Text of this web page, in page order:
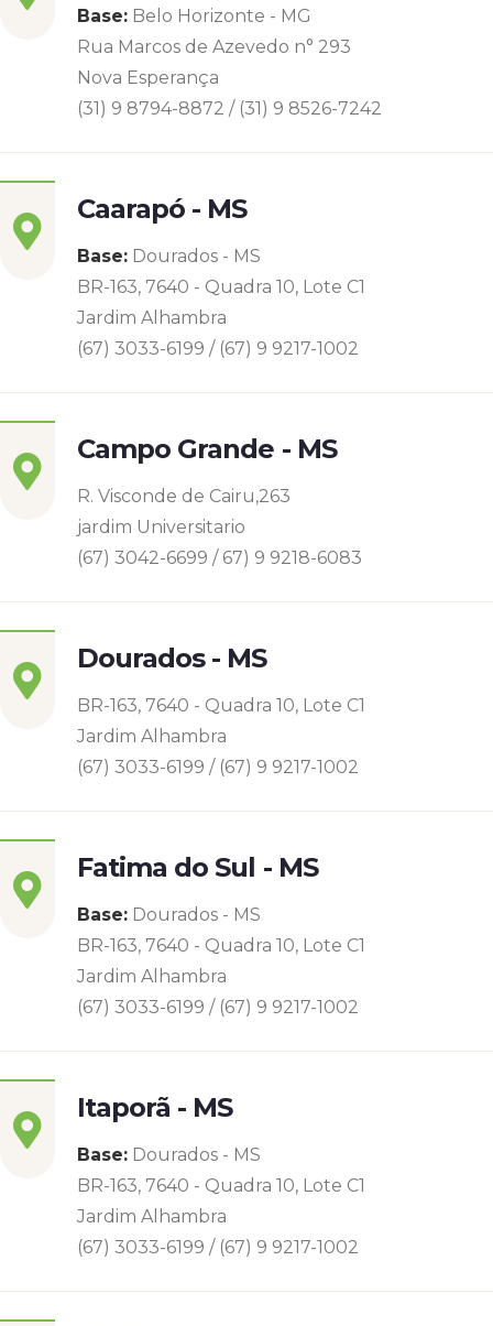
Base: Belo Horizonte - MG
Rua Marcos de Azevedo n° 293
Nova Esperança
(31) 9 8794-8872 / (31) 9 8526-7242
Caarapó - MS
Base: Dourados - MS
BR-163, 7640 - Quadra 10, Lote C1
Jardim Alhambra
(67) 3033-6199 / (67) 9 9217-1002
Campo Grande - MS
R. Visconde de Cairu,263
jardim Universitario
(67) 3042-6699 / 67) 9 9218-6083
Dourados - MS
BR-163, 7640 - Quadra 10, Lote C1
Jardim Alhambra
(67) 3033-6199 / (67) 9 9217-1002
Fatima do Sul - MS
Base: Dourados - MS
BR-163, 7640 - Quadra 10, Lote C1
Jardim Alhambra
(67) 3033-6199 / (67) 9 9217-1002
Itaporã - MS
Base: Dourados - MS
BR-163, 7640 - Quadra 10, Lote C1
Jardim Alhambra
(67) 3033-6199 / (67) 9 9217-1002